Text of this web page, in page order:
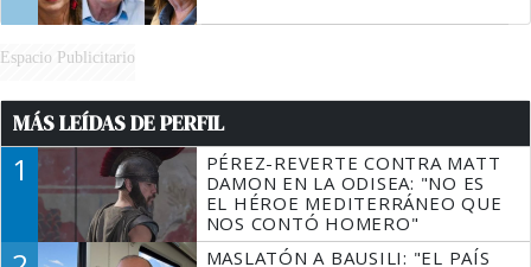
Espacio Publicitario
MÁS LEÍDAS DE PERFIL
1
PÉREZ-REVERTE CONTRA MATT
DAMON EN LA ODISEA: "NO ES
EL HÉROE MEDITERRÁNEO QUE
NOS CONTÓ HOMERO"
MASLATÓN A BAUSILI: "EL PAÍS